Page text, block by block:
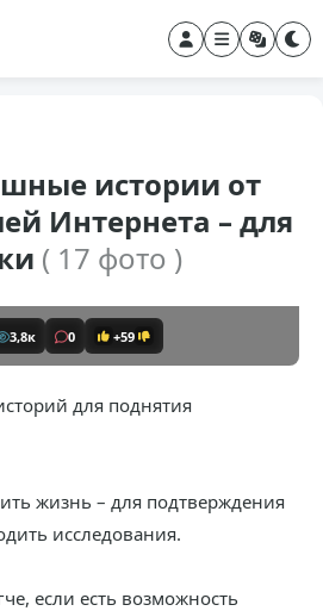
истории от
Интернета – для
( 17 фото )
3,8к 0 +59
для поднятия
жизнь – для подтверждения
исследования.
если есть возможность